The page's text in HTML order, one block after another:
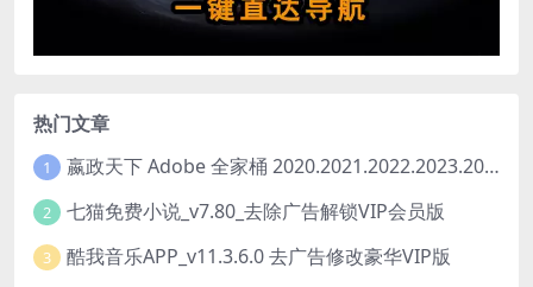
热门文章
1 嬴政天下 Adobe 全家桶 2020.2021.2022.2023.2024.2025大师版（2025年08月版 ）
2 七猫免费小说_v7.80_去除广告解锁VIP会员版
3 酷我音乐APP_v11.3.6.0 去广告修改豪华VIP版